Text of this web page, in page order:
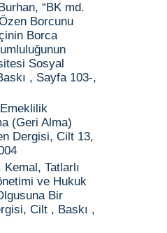
“BK md.
Borcunu
Borca
Sosyal
, Sayfa 103-,
(Geri Alma)
Dergisi, Cilt 13,
Tatlarlı
ve Hukuk
Bir
Cilt , Baskı ,